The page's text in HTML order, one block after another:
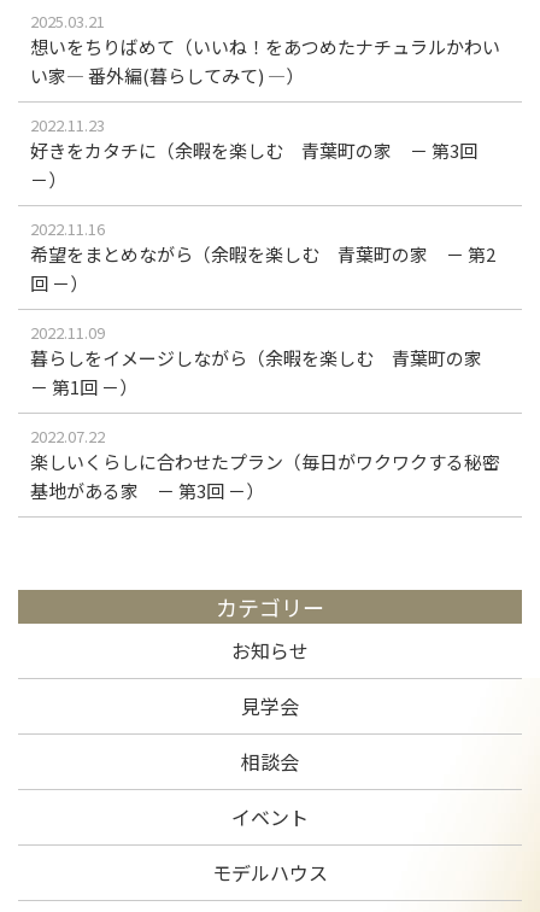
2025.03.21
想いをちりばめて（いいね！をあつめたナチュラルかわい
い家― 番外編(暮らしてみて) ―）
2022.11.23
好きをカタチに（余暇を楽しむ 青葉町の家 － 第3回
－）
2022.11.16
希望をまとめながら（余暇を楽しむ 青葉町の家 － 第2
回 －）
2022.11.09
暮らしをイメージしながら（余暇を楽しむ 青葉町の家
－ 第1回 －）
2022.07.22
楽しいくらしに合わせたプラン（毎日がワクワクする秘密
基地がある家 － 第3回 －）
カテゴリー
お知らせ
見学会
相談会
イベント
モデルハウス